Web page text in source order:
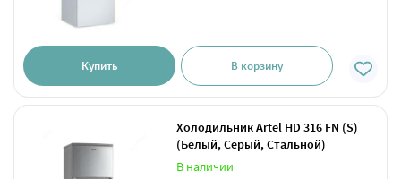
Купить В корзину
Холодильник Artel HD 316 FN (S)
(Белый, Серый, Стальной)
В наличии